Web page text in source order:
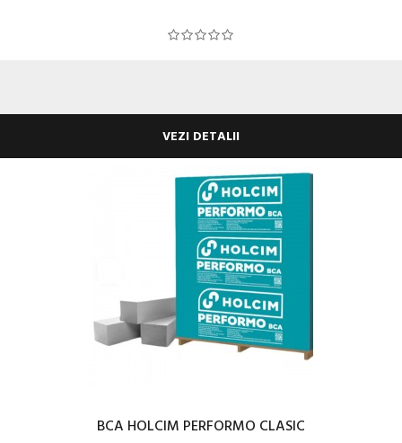
VEZI DETALII
BCA HOLCIM PERFORMO CLASIC